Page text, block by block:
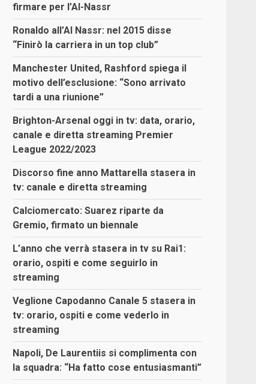
firmare per l’Al-Nassr
Ronaldo all’Al Nassr: nel 2015 disse
“Finirò la carriera in un top club”
Manchester United, Rashford spiega il
motivo dell’esclusione: “Sono arrivato
tardi a una riunione”
Brighton-Arsenal oggi in tv: data, orario,
canale e diretta streaming Premier
League 2022/2023
Discorso fine anno Mattarella stasera in
tv: canale e diretta streaming
Calciomercato: Suarez riparte da
Gremio, firmato un biennale
L’anno che verrà stasera in tv su Rai1:
orario, ospiti e come seguirlo in
streaming
Veglione Capodanno Canale 5 stasera in
tv: orario, ospiti e come vederlo in
streaming
Napoli, De Laurentiis si complimenta con
la squadra: “Ha fatto cose entusiasmanti”